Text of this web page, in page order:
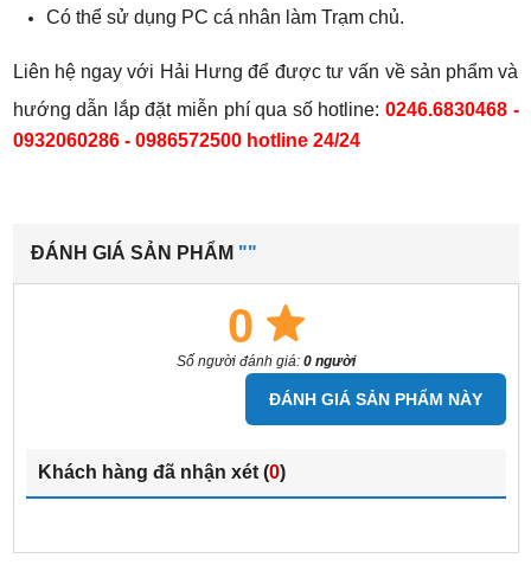
Có thể sử dụng PC cá nhân làm Trạm chủ.
Liên hệ ngay với Hải Hưng để được tư vấn về sản phẩm và
hướng dẫn lắp đặt miễn phí qua số hotline: 0246.6830468 -
0932060286 - 0986572500 hotline 24/24
ĐÁNH GIÁ SẢN PHẨM ""
0
Số người đánh giá: 0 người
ĐÁNH GIÁ SẢN PHẨM NÀY
Khách hàng đã nhận xét (0)